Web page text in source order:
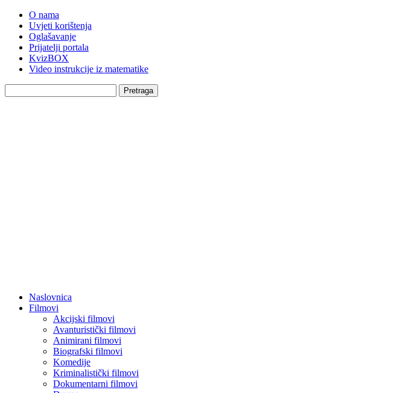
O nama
Uvjeti korištenja
Oglašavanje
Prijatelji portala
KvizBOX
Video instrukcije iz matematike
Pretraga
Naslovnica
Filmovi
Akcijski filmovi
Avanturistički filmovi
Animirani filmovi
Biografski filmovi
Komedije
Kriminalistički filmovi
Dokumentarni filmovi